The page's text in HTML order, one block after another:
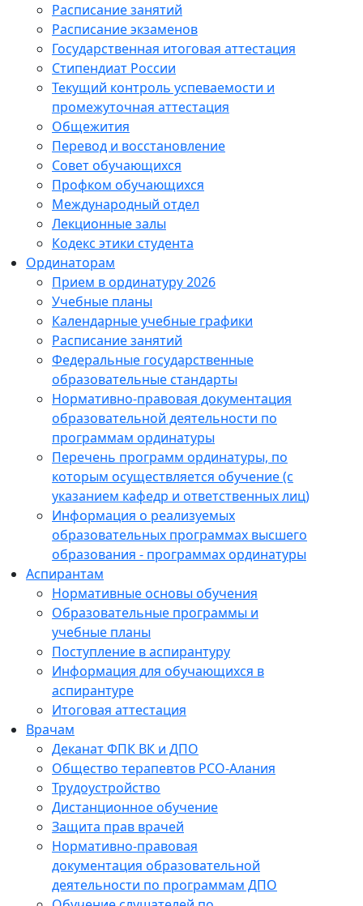
Расписание занятий
Расписание экзаменов
Государственная итоговая аттестация
Стипендиат России
Текущий контроль успеваемости и
промежуточная аттестация
Общежития
Перевод и восстановление
Совет обучающихся
Профком обучающихся
Международный отдел
Лекционные залы
Кодекс этики студента
Ординаторам
Прием в ординатуру 2026
Учебные планы
Календарные учебные графики
Расписание занятий
Федеральные государственные
образовательные стандарты
Нормативно-правовая документация
образовательной деятельности по
программам ординатуры
Перечень программ ординатуры, по
которым осуществляется обучение (с
указанием кафедр и ответственных лиц)
Информация о реализуемых
образовательных программах высшего
образования - программах ординатуры
Аспирантам
Нормативные основы обучения
Образовательные программы и
учебные планы
Поступление в аспирантуру
Информация для обучающихся в
аспирантуре
Итоговая аттестация
Врачам
Деканат ФПК ВК и ДПО
Общество терапевтов РСО-Алания
Трудоустройство
Дистанционное обучение
Защита прав врачей
Нормативно-правовая
документация образовательной
деятельности по программам ДПО